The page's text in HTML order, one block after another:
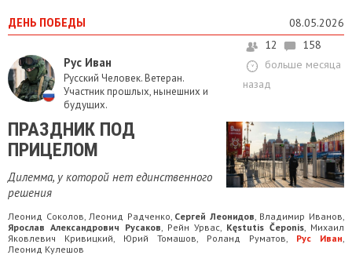
ДЕНЬ ПОБЕДЫ 08.05.2026
Рус Иван
Русский Человек. Ветеран.
Участник прошлых, нынешних и
будущих.
12
158
больше месяца
назад
ПРАЗДНИК ПОД
ПРИЦЕЛОМ
Дилемма, у которой нет единственного
решения
Леонид Соколов Леонид Радченко Сергей Леонидов Владимир Иванов
Ярослав Александрович Русаков Рейн Урвас Kęstutis Čeponis Михаил
Яковлевич Кривицкий
Юрий Томашов Роланд Руматов Рус Иван
Леонид Кулешов